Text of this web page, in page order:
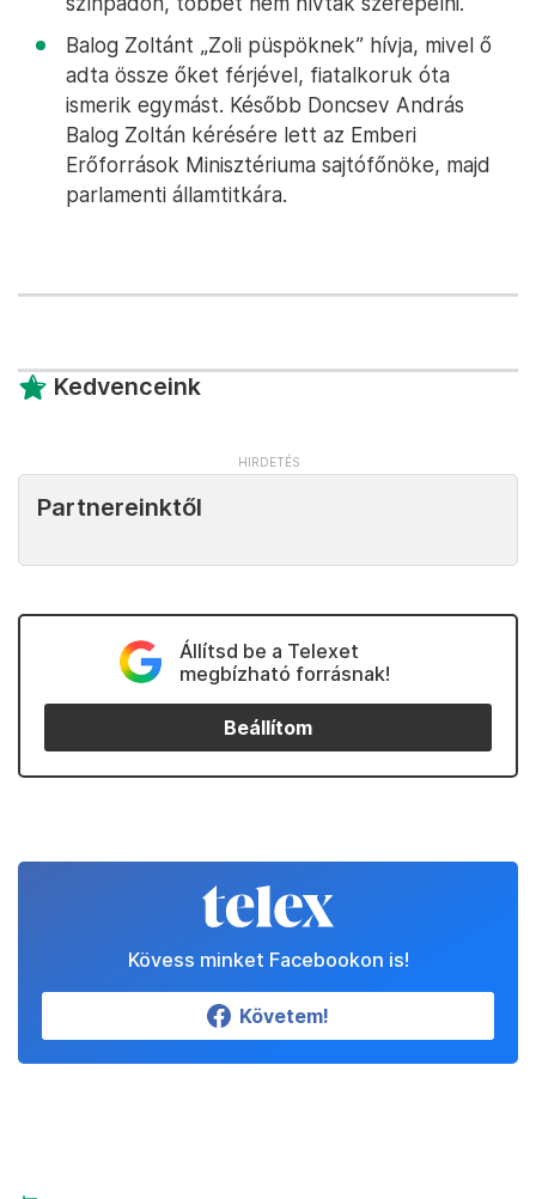
Balog Zoltánt „Zoli püspöknek” hívja, mivel ő
adta össze őket férjével, fiatalkoruk óta
ismerik egymást. Később Doncsev András
Balog Zoltán kérésére lett az Emberi
Erőforrások Minisztériuma sajtófőnöke, majd
parlamenti államtitkára.
Kedvenceink
Partnereinktől
Állítsd be a Telexet
megbízható forrásnak!
Beállítom
Kövess minket Facebookon is!
Követem!